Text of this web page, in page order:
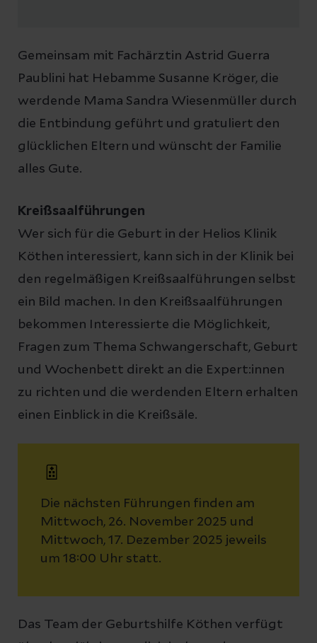
Gemeinsam mit Fachärztin Astrid Guerra
Paublini hat Hebamme Susanne Kröger, die
werdende Mama Sandra Wiesenmüller durch
die Entbindung geführt und gratuliert den
glücklichen Eltern und wünscht der Familie
alles Gute.
Kreißsaalführungen
Wer sich für die Geburt in der Helios Klinik
Köthen interessiert, kann sich in der Klinik bei
den regelmäßigen Kreißsaalführungen selbst
ein Bild machen. In den Kreißsaalführungen
bekommen Interessierte die Möglichkeit,
Fragen zum Thema Schwangerschaft, Geburt
und Wochenbett direkt an die Expert:innen
zu richten und die werdenden Eltern erhalten
einen Einblick in die Kreißsäle.
Die nächsten Führungen finden am
Mittwoch, 26. November 2025 und
Mittwoch, 17. Dezember 2025 jeweils
um 18:00 Uhr statt.
Das Team der Geburtshilfe Köthen verfügt